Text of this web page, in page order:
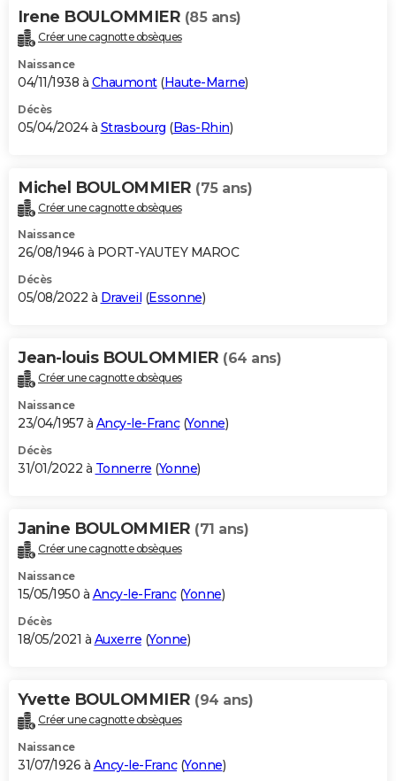
Irene BOULOMMIER (85 ans)
Créer une cagnotte obsèques
Naissance
04/11/1938 à Chaumont(Haute-Marne)
Décès
05/04/2024 à Strasbourg (Bas-Rhin)
Michel BOULOMMIER (75 ans)
Créer une cagnotte obsèques
Naissance
26/08/1946 à PORT-YAUTEY MAROC
Décès
05/08/2022 à Draveil (Essonne)
Jean-louis BOULOMMIER (64 ans)
Créer une cagnotte obsèques
Naissance
23/04/1957 à Ancy-le-Franc(Yonne)
Décès
31/01/2022 à Tonnerre (Yonne)
Janine BOULOMMIER (71 ans)
Créer une cagnotte obsèques
Naissance
15/05/1950 à Ancy-le-Franc(Yonne)
Décès
18/05/2021 à Auxerre (Yonne)
Yvette BOULOMMIER (94 ans)
Créer une cagnotte obsèques
Naissance
31/07/1926 à Ancy-le-Franc(Yonne)